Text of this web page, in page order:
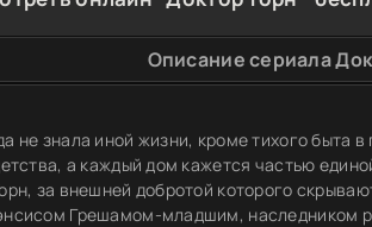
Описание сериала
не знала иной жизни, кроме тихого быта
а каждый дом кажется частью
за внешней добротой которого
Грешамом-младшим, наследником